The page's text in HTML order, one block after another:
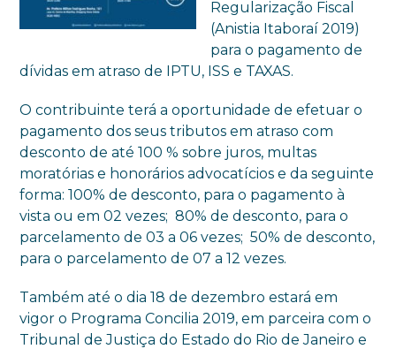
Regularização Fiscal
(Anistia Itaboraí 2019)
para o pagamento de
dívidas em atraso de IPTU, ISS e TAXAS.
O contribuinte terá a oportunidade de efetuar o
pagamento dos seus tributos em atraso com
desconto de até 100 % sobre juros, multas
moratórias e honorários advocatícios e da seguinte
forma: 100% de desconto, para o pagamento à
vista ou em 02 vezes; 80% de desconto, para o
parcelamento de 03 a 06 vezes; 50% de desconto,
para o parcelamento de 07 a 12 vezes.
Também até o dia 18 de dezembro estará em
vigor o Programa Concilia 2019, em parceira com o
Tribunal de Justiça do Estado do Rio de Janeiro e